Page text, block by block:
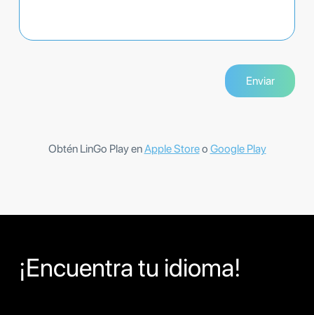
Obtén LinGo Play enApple Storeo Google Play
¡Encuentra tu idioma!